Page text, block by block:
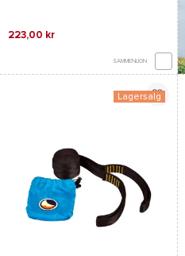
223,00 kr
SAMMENLIGN
Lagersalg